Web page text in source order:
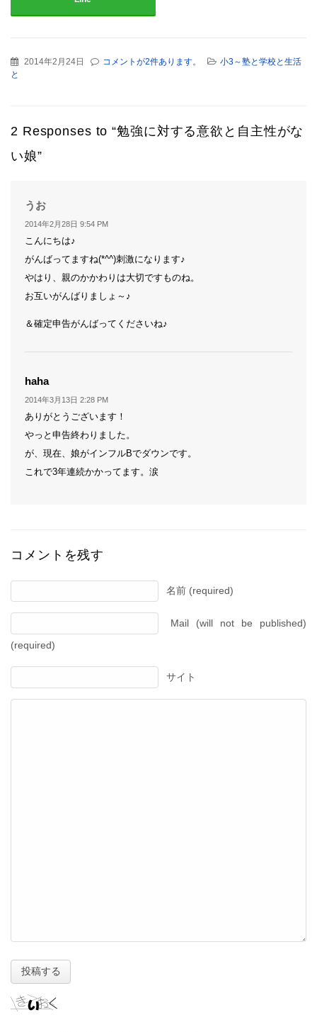
2014年2月24日 コメントが2件あります。
小3～塾と学校と生活
と
2 Responses to “勉強に対する意欲と自主性がな
い娘”
うお
り:
2014年2月28日 9:54 PM
こんにちは♪
がんばってますね(*^^)刺激になります♪
やはり、親のかかわりは大切ですものね。
お互いがんばりましょ～♪
＆確定申告がんばってくださいね♪
haha
り:
2014年3月13日 2:28 PM
ありがとうございます！
やっと申告終わりました。
が、現在、娘がインフルBでダウンです。
これで3年連続かかってます。涙
コメントを残す
名前 (required)
Mail (will not be published)
(required)
サイト